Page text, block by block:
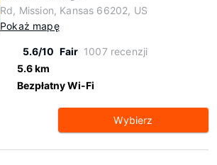
Rd, Mission, Kansas 66202, US
Pokaż mapę
5.6/10 Fair 1007 recenzji
5.6 km
Bezpłatny Wi-Fi
Wybierz